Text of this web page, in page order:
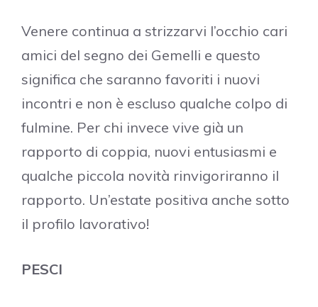
Venere continua a strizzarvi l’occhio cari
amici del segno dei Gemelli e questo
significa che saranno favoriti i nuovi
incontri e non è escluso qualche colpo di
fulmine. Per chi invece vive già un
rapporto di coppia, nuovi entusiasmi e
qualche piccola novità rinvigoriranno il
rapporto. Un’estate positiva anche sotto
il profilo lavorativo!
PESCI